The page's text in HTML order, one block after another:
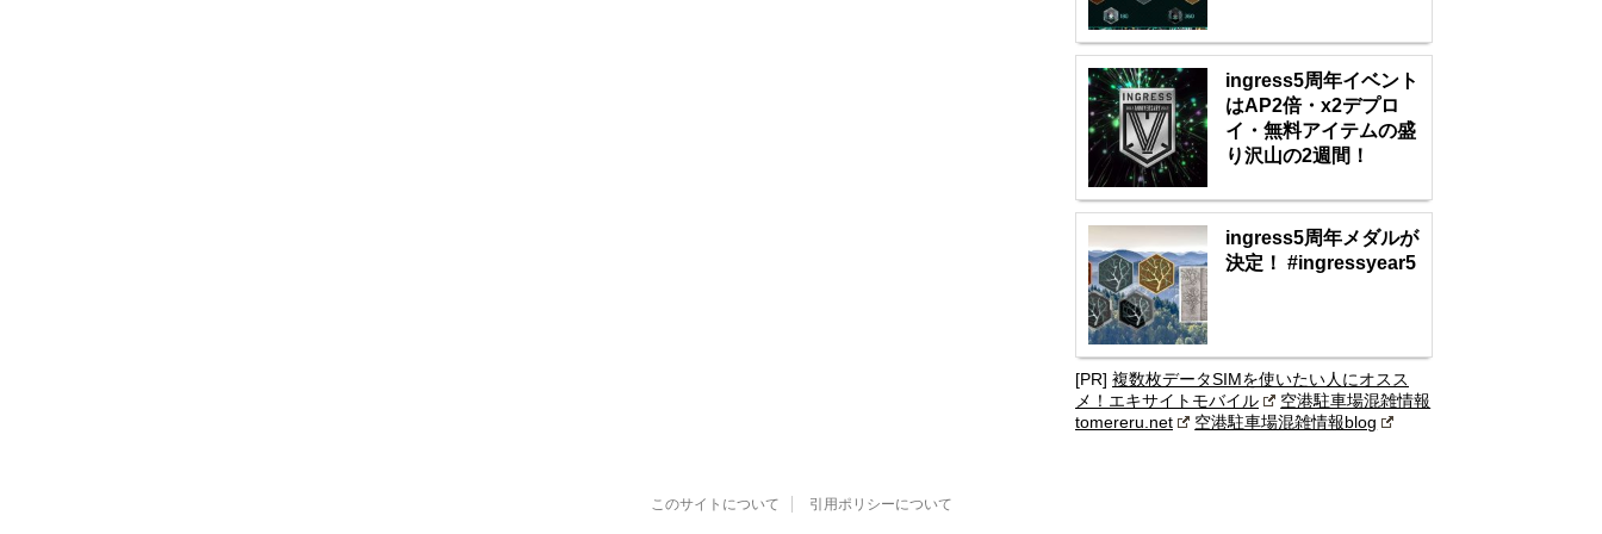
ingress5周年イベント
はAP2倍・x2デプロ
イ・無料アイテムの盛
り沢山の2週間！
ingress5周年メダルが
決定！ #ingressyear5
[PR] 複数枚データSIMを使いたい人にオスス
メ！エキサイトモバイル
空港駐車場混雑情報
tomereru.net
空港駐車場混雑情報blog
このサイトについて 引用ポリシーについて